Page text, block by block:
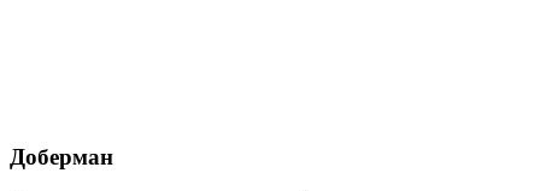
Доберман